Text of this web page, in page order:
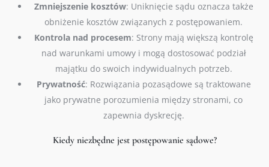
Zmniejszenie kosztów: Uniknięcie sądu oznacza także
obniżenie kosztów związanych z postępowaniem.
Kontrola nad procesem: Strony mają większą kontrolę
nad warunkami umowy i mogą dostosować podział
majątku do swoich indywidualnych potrzeb.
Prywatność: Rozwiązania pozasądowe są traktowane
jako prywatne porozumienia między stronami, co
zapewnia dyskrecję.
Kiedy niezbędne jest postępowanie sądowe?